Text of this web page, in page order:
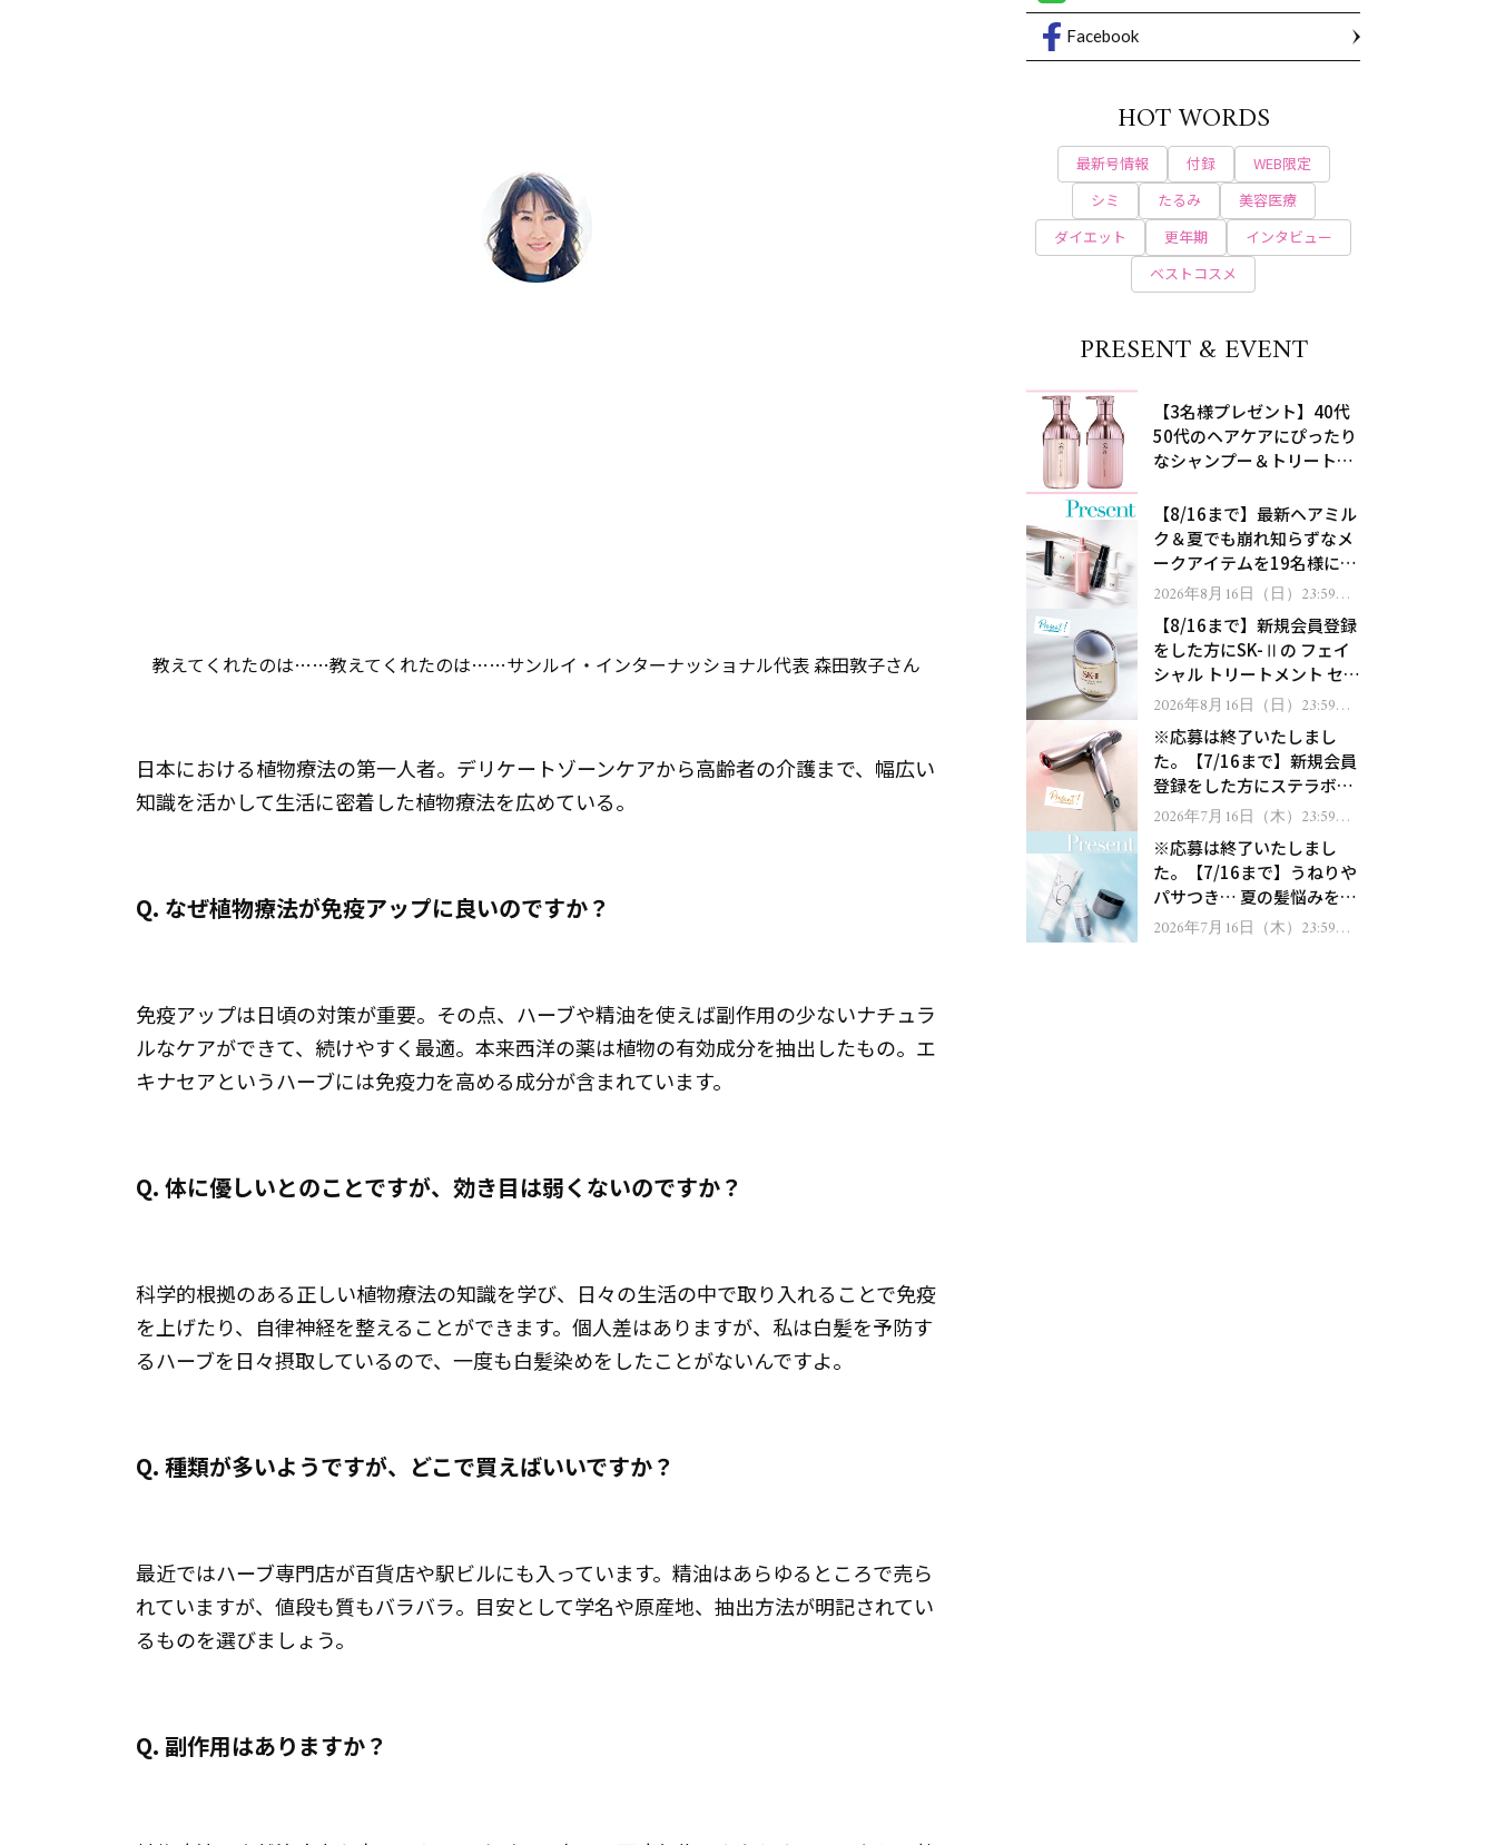
教えてくれたのは……教えてくれたのは……サンルイ・インターナッショナル代表 森田敦子さん
日本における植物療法の第一人者。デリケートゾーンケアから高齢者の介護まで、幅広い
知識を活かして生活に密着した植物療法を広めている。
Q. なぜ植物療法が免疫アップに良いのですか？
免疫アップは日頃の対策が重要。その点、ハーブや精油を使えば副作用の少ないナチュラ
ルなケアができて、続けやすく最適。本来西洋の薬は植物の有効成分を抽出したもの。エ
キナセアというハーブには免疫力を高める成分が含まれています。
Q. 体に優しいとのことですが、効き目は弱くないのですか？
科学的根拠のある正しい植物療法の知識を学び、日々の生活の中で取り入れることで免疫
を上げたり、自律神経を整えることができます。個人差はありますが、私は白髪を予防す
るハーブを日々摂取しているので、一度も白髪染めをしたことがないんですよ。
Q. 種類が多いようですが、どこで買えばいいですか？
最近ではハーブ専門店が百貨店や駅ビルにも入っています。精油はあらゆるところで売ら
れていますが、値段も質もバラバラ。目安として学名や原産地、抽出方法が明記されてい
るものを選びましょう。
Q. 副作用はありますか？
Facebook
HOT WORDS
最新号情報 付録
WEB限定
シミ
たるみ
美容医療
ダイエット
更年期
インタビュー
ベストコスメ
PRESENT & EVENT
【3名様プレゼント】40代
50代のヘアケアにぴったり
なシャンプー＆トリートメ
処！
【8/16まで】最新ヘアミル
ク＆夏でも崩れ知らずなメ
ークアイテムを19名様にプ
レゼント！
2026年8月16日（日）23:59ま
で【8/16まで】新規会員登録
をした方にSK-Ⅱの フェイ
シャル トリートメント セラ
ムをプレゼント！
2026年8月16日（日）23:59ま
※応募は終了いたしまし
た。【7/16まで】新規会員
登録をした方にステラボー
テのシャインリバース ヘア
ゼント！
2026年7月16日（木）23:59ま
※応募は終了いたしまし
た。【7/16まで】うねりや
パサつき… 夏の髪悩みを解
消するヘアケアアイテムを
2026年7月16日（木）23:59ま